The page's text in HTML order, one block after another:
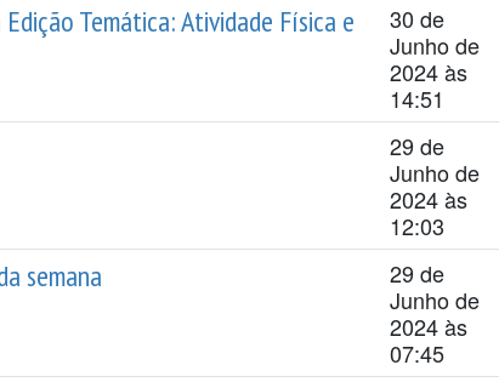
Temática: Atividade Física e
30 de
Junho de
2024 às
14:51
29 de
Junho de
2024 às
12:03
semana
29 de
Junho de
2024 às
07:45